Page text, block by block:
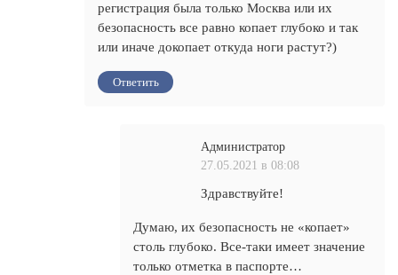
регистрация была только Москва или их
безопасность все равно копает глубоко и так
или иначе докопает откуда ноги растут?)
Ответить
Администратор
27.05.2021 в 08:08
Здравствуйте!
Думаю, их безопасность не «копает»
столь глубоко. Все-таки имеет значение
только отметка в паспорте…